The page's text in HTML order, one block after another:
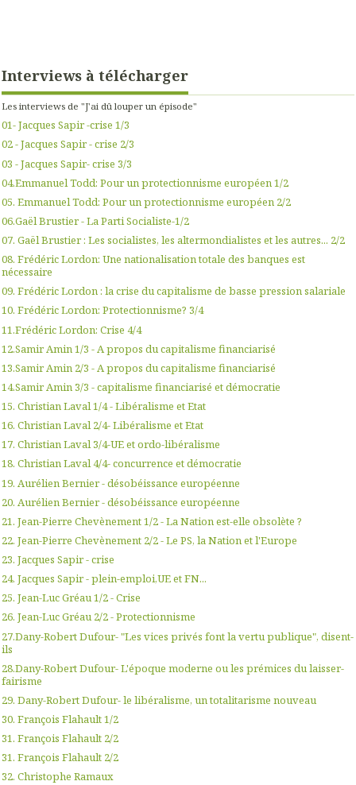
Interviews à télécharger
Les interviews de "J'ai dû louper un épisode"
01- Jacques Sapir -crise 1/3
02 - Jacques Sapir - crise 2/3
03 - Jacques Sapir- crise 3/3
04.Emmanuel Todd: Pour un protectionnisme européen 1/2
05. Emmanuel Todd: Pour un protectionnisme européen 2/2
06.Gaël Brustier - La Parti Socialiste-1/2
07. Gaël Brustier : Les socialistes, les altermondialistes et les autres... 2/2
08. Frédéric Lordon: Une nationalisation totale des banques est
nécessaire
09. Frédéric Lordon : la crise du capitalisme de basse pression salariale
10. Frédéric Lordon: Protectionnisme? 3/4
11.Frédéric Lordon: Crise 4/4
12.Samir Amin 1/3 - A propos du capitalisme financiarisé
13.Samir Amin 2/3 - A propos du capitalisme financiarisé
14.Samir Amin 3/3 - capitalisme financiarisé et démocratie
15. Christian Laval 1/4 - Libéralisme et Etat
16. Christian Laval 2/4- Libéralisme et Etat
17. Christian Laval 3/4-UE et ordo-libéralisme
18. Christian Laval 4/4- concurrence et démocratie
19. Aurélien Bernier - désobéissance européenne
20. Aurélien Bernier - désobéissance européenne
21. Jean-Pierre Chevènement 1/2 - La Nation est-elle obsolète ?
22. Jean-Pierre Chevènement 2/2 - Le PS, la Nation et l'Europe
23. Jacques Sapir - crise
24. Jacques Sapir - plein-emploi,UE et FN...
25. Jean-Luc Gréau 1/2 - Crise
26. Jean-Luc Gréau 2/2 - Protectionnisme
27.Dany-Robert Dufour- "Les vices privés font la vertu publique", disent-
ils
28.Dany-Robert Dufour- L'époque moderne ou les prémices du laisser-
fairisme
29. Dany-Robert Dufour- le libéralisme, un totalitarisme nouveau
30. François Flahault 1/2
31. François Flahault 2/2
31. François Flahault 2/2
32. Christophe Ramaux